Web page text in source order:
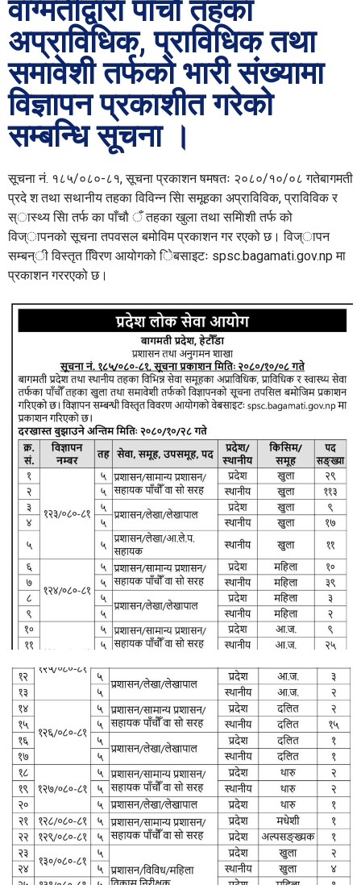
वाग्मतीद्वारा पाँचौ तहका
अप्राविधिक, प्राविधिक तथा
समावेशी तर्फको भारी संख्यामा
विज्ञापन प्रकाशीत गरेको
सम्बन्धि सूचना ।
सूचना नं. १८५/०८०-८१, सूचना प्रकाशन षमषतः २०८०/१०/०८ गतेबागमती
प्रदे श तथा सथानीय तहका विविन्न सेिा समूहका अप्राविविक, प्राविविक र
स्ास्थ्य सेिा तर्फ का पाँचौ ँ तहका खुला तथा समािेशी तर्फ को
विज्ापनको सूचना तपवसल बमोविम प्रकाशन गर रएको छ। विज्ापन
सम्बन्ी विस्तृत वििरण आयोगको िेबसाइटः spsc.bagamati.gov.np मा
प्रकाशन गररएको छ।